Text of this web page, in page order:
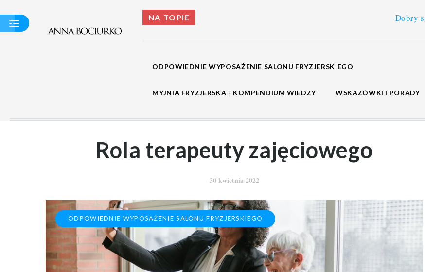
KOMPENDIUM
NA TOPIE Dobry salon
ODPOWIEDNIE WYPOSAŻENIE SALONU FRYZJERSKIEGO
MYJNIA FRYZJERSKA - KOMPENDIUM WIEDZY WSKAZÓWKI I PORADY
Rola terapeuty zajęciowego
30 kwietnia 2022
ODPOWIEDNIE WYPOSAŻENIE SALONU FRYZJERSKIEGO